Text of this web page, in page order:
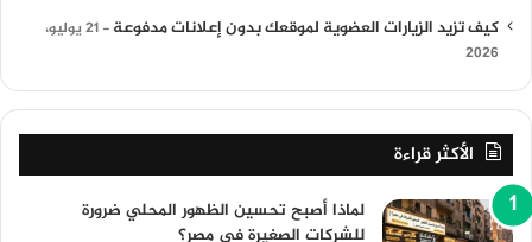
كيف تزيد الزيارات العضوية لموقعك بدون إعلانات مدفوعة
21 يوليو،
2026
الأكثر قراءة
لماذا أصبح تحسين الظهور المحلي ضرورة
للشركات الصغيرة في مصر؟